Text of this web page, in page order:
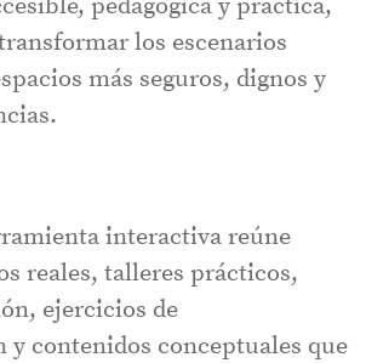
pedagógica y práctica,
los escenarios
más seguros, dignos y
interactiva reúne
reales, talleres prácticos,
ejercicios de
y contenidos conceptuales que